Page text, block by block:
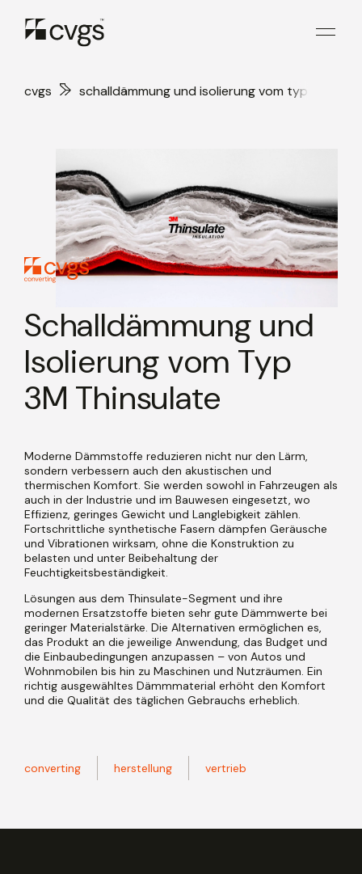
cvgs
schalldämmung und isolierung vom typ 3m
Schalldämmung und
Isolierung vom Typ
3M Thinsulate
Moderne Dämmstoffe reduzieren nicht nur den Lärm,
sondern verbessern auch den akustischen und
thermischen Komfort. Sie werden sowohl in Fahrzeugen als
auch in der Industrie und im Bauwesen eingesetzt, wo
Effizienz, geringes Gewicht und Langlebigkeit zählen.
Fortschrittliche synthetische Fasern dämpfen Geräusche
und Vibrationen wirksam, ohne die Konstruktion zu
belasten und unter Beibehaltung der
Feuchtigkeitsbeständigkeit.
Lösungen aus dem Thinsulate-Segment und ihre
modernen Ersatzstoffe bieten sehr gute Dämmwerte bei
geringer Materialstärke. Die Alternativen ermöglichen es,
das Produkt an die jeweilige Anwendung, das Budget und
die Einbaubedingungen anzupassen – von Autos und
Wohnmobilen bis hin zu Maschinen und Nutzräumen. Ein
richtig ausgewähltes Dämmmaterial erhöht den Komfort
und die Qualität des täglichen Gebrauchs erheblich.
converting herstellung vertrieb